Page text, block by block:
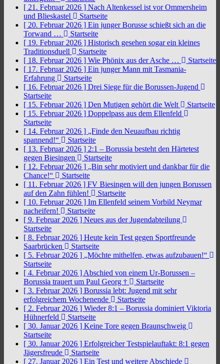
[ 21. Februar 2026 ] Nach Altenkessel ist vor Ommersheim
und Blieskastel
Startseite
[ 20. Februar 2026 ] Ein junger Borusse schießt sich an die
Torwand …
Startseite
[ 19. Februar 2026 ] Historisch gesehen sogar ein kleines
Traditionsduell
Startseite
[ 18. Februar 2026 ] Wie Phönix aus der Asche …
Startseite
[ 17. Februar 2026 ] Ein junger Mann mit Tasmania-
Erfahrung
Startseite
[ 16. Februar 2026 ] Drei Siege für die Borussen-Jugend
Startseite
[ 15. Februar 2026 ] Den Mutigen gehört die Welt
Startseite
[ 15. Februar 2026 ] Doppelpass aus dem Ellenfeld
Startseite
[ 14. Februar 2026 ] „Finde den Neuaufbau richtig
spannend!“
Startseite
[ 13. Februar 2026 ] 2:1 – Borussia besteht den Härtetest
gegen Biesingen
Startseite
[ 12. Februar 2026 ] „Bin sehr motiviert und dankbar für die
Chance!“
Startseite
[ 11. Februar 2026 ] FV Biesingen will den jungen Borussen
auf den Zahn fühlen!
Startseite
[ 10. Februar 2026 ] Im Ellenfeld seinem Vorbild Neymar
nacheifern!
Startseite
[ 9. Februar 2026 ] Neues aus der Jugendabteilung
Startseite
[ 8. Februar 2026 ] Heute kein Test gegen Sportfreunde
Saarbrücken
Startseite
[ 5. Februar 2026 ] „Möchte mithelfen, etwas aufzubauen!“
Startseite
[ 4. Februar 2026 ] Abschied von einem Ur-Borussen –
Borussia trauert um Paul Georg †
Startseite
[ 3. Februar 2026 ] Borussia lebt: Jugend mit sehr
erfolgreichem Wochenende
Startseite
[ 2. Februar 2026 ] Wieder 8:1 – Borussia dominiert Viktoria
Hühnerfeld
Startseite
[ 30. Januar 2026 ] Keine Tore gegen Braunschweig
Startseite
[ 30. Januar 2026 ] Erfolgreicher Testspielauftakt: 8:1 gegen
Jägersfreude
Startseite
[ 27. Januar 2026 ] Ein Test und weitere Abschiede